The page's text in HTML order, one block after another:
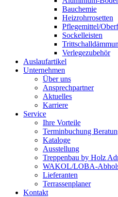
Bauchemie
Heizrohrrosetten
Pflegemittel/
Sockelleisten
Verlegezubehör
Auslaufartikel
Unternehmen
Über uns
Ansprechpartner
Aktuelles
Karriere
Service
Ihre Vorteile
Terminbuchung
Kataloge
Ausstellung
Treppenbau by Holz
WAKOL/LOBA-
Lieferanten
Terrassenplaner
Kontakt